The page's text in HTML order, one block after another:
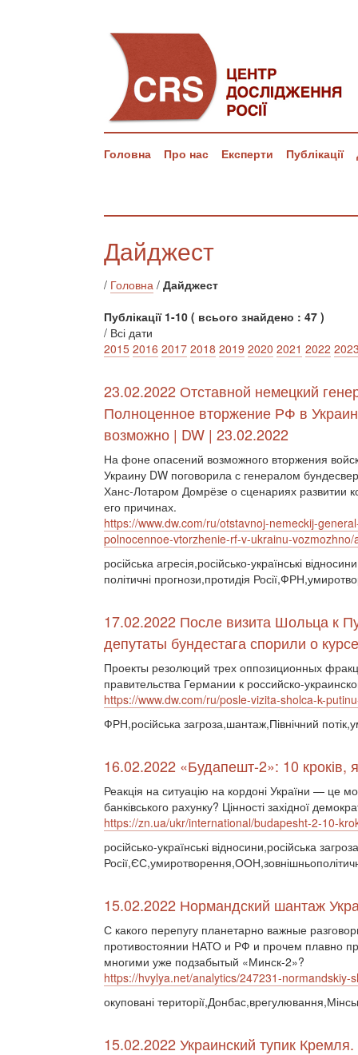
Головна Про нас Експерти Публікації
Дайджест
/ Головна / Дайджест
Публікації 1-10 ( всього знайдено : 47 )
/ Всі дати
2015 2016 2017 2018 2019 2020 2021 2022
23.02.2022 Отставной немецкий
Полноценное вторжение РФ в
возможно | DW | 23.02.2022
На фоне опасений возможного вторжения
Украину DW поговорила с генералом
Ханс-Лотаром Домрёзе о сценариях развитии
его причинах.
https://www.dw.com/ru/otstavnoj-nemeckij-
polnocennoe-vtorzhenie-rf-v-ukrainu-
російська агресія,російсько-українські
політичні прогнози,протидія
17.02.2022 После визита Шольца к
депутаты бундестага спорили о
Проекты резолюций трех оппозиционных
правительства Германии к российско-
https://www.dw.com/ru/posle-vizita-sholca-k-
ФРН,російська загроза,шантаж,Північний
16.02.2022 «Будапешт-2»: 10 кроків,
Реакція на ситуацію на кордоні України — це
банківського рахунку? Цінності західної
https://zn.ua/ukr/international/budapesht-2-10-
російсько-українські відносини,російська
15.02.2022 Нормандский шантаж
С какого перепугу планетарно важные
противостоянии НАТО и РФ и прочем плавно
многими уже подзабытый «Минск-2»?
https://hvylya.net/analytics/247231-normandskiy-
окуповані
15.02.2022 Украинский тупик